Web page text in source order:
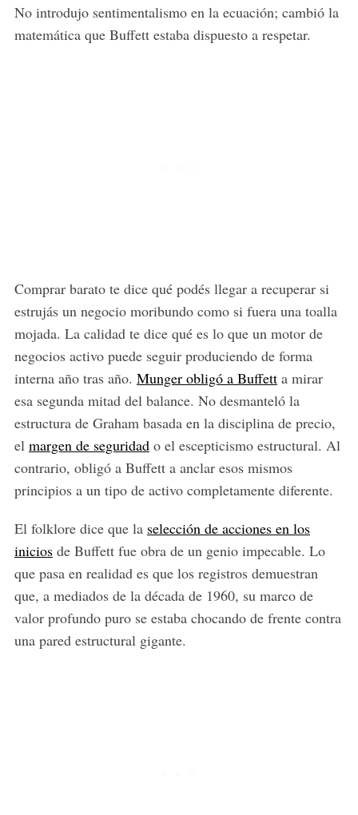
No introdujo sentimentalismo en la ecuación; cambió la
matemática que Buffett estaba dispuesto a respetar.
Comprar barato te dice qué podés llegar a recuperar si
estrujás un negocio moribundo como si fuera una toalla
mojada. La calidad te dice qué es lo que un motor de
negocios activo puede seguir produciendo de forma
interna año tras año. Munger obligó a Buffetta mirar
esa segunda mitad del balance. No desmanteló la
estructura de Graham basada en la disciplina de precio,
el margen de seguridado el escepticismo estructural. Al
contrario, obligó a Buffett a anclar esos mismos
principios a un tipo de activo completamente diferente.
El folklore dice que la selección de acciones en los
iniciosde Buffett fue obra de un genio impecable. Lo
que pasa en realidad es que los registros demuestran
que, a mediados de la década de 1960, su marco de
valor profundo puro se estaba chocando de frente contra
una pared estructural gigante.